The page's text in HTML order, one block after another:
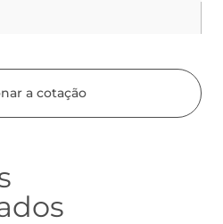
a cotação